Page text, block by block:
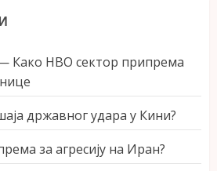
Како НВО сектор припрема
државног удара у Кини?
за агресију на Иран?